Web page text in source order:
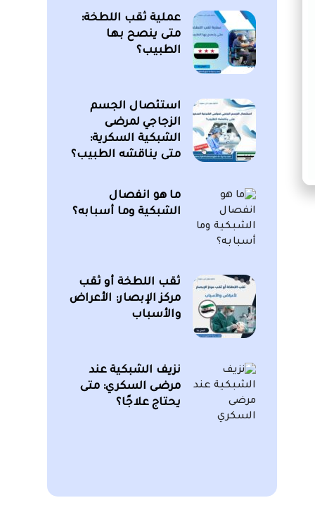
عملية ثقب اللطخة:
متى ينصح بها
الطبيب؟
استئصال الجسم
الزجاجي لمرضى
الشبكية السكرية:
متى يناقشه الطبيب؟
ما هو انفصال
الشبكية وما أسبابه؟
ثقب اللطخة أو ثقب
مركز الإبصار: الأعراض
والأسباب
نزيف الشبكية عند
مرضى السكري: متى
يحتاج علاجًا؟